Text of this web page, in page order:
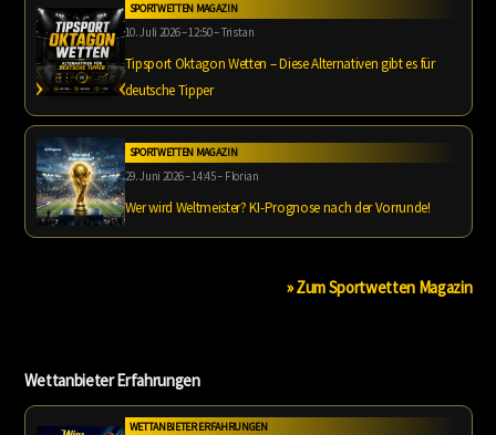
SPORTWETTEN MAGAZIN
10. Juli 2026 – 12:50 – Tristan
Tipsport Oktagon Wetten – Diese Alternativen gibt es für
deutsche Tipper
SPORTWETTEN MAGAZIN
29. Juni 2026 – 14:45 – Florian
Wer wird Weltmeister? KI-Prognose nach der Vorrunde!
» Zum Sportwetten Magazin
Wettanbieter Erfahrungen
WETTANBIETER ERFAHRUNGEN